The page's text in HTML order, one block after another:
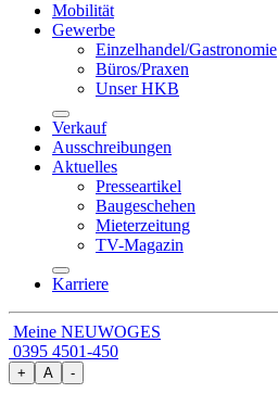
Mobilität
Gewerbe
Einzelhandel/Gastronomie
Büros/Praxen
Unser HKB
Verkauf
Ausschreibungen
Aktuelles
Presseartikel
Baugeschehen
Mieterzeitung
TV-Magazin
Karriere
Meine NEUWOGES
0395 4501-450
+ A -